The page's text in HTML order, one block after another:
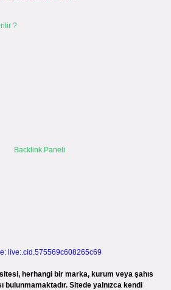
?
live:.cid.575569c608265c69
herhangi bir marka, kurum veya şahıs
bulunmamaktadır. Sitede yalnızca kendi